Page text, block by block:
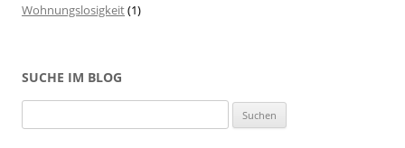
Wohnungslosigkeit(1)
SUCHE IM BLOG
u